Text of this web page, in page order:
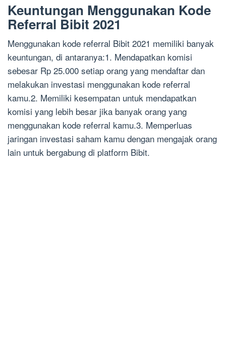
Keuntungan Menggunakan Kode
Referral Bibit 2021
Menggunakan kode referral Bibit 2021 memiliki banyak
keuntungan, di antaranya:1. Mendapatkan komisi
sebesar Rp 25.000 setiap orang yang mendaftar dan
melakukan investasi menggunakan kode referral
kamu.2. Memiliki kesempatan untuk mendapatkan
komisi yang lebih besar jika banyak orang yang
menggunakan kode referral kamu.3. Memperluas
jaringan investasi saham kamu dengan mengajak orang
lain untuk bergabung di platform Bibit.